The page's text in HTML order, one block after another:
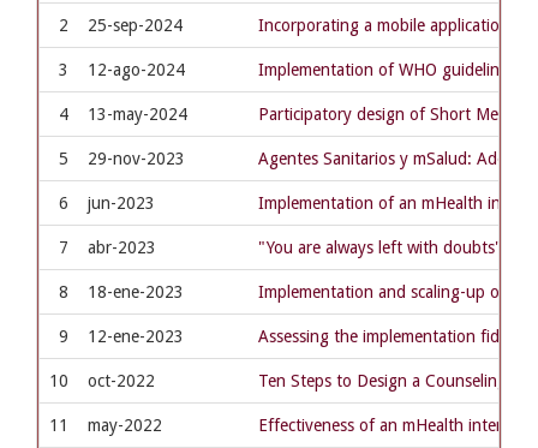
2 25-sep-2024 Incorporating a mobile application to
3 12-ago-2024 Implementation of WHO guidelines
4 13-may-2024 Participatory design of Short
5 29-nov-2023 Agentes Sanitarios y mSalud:
6 jun-2023 Implementation of an mHealth
7 abr-2023 "You are always left with doubts":
8 18-ene-2023 Implementation and scaling-up of an
9 12-ene-2023 Assessing the implementation
10 oct-2022 Ten Steps to Design a Counseling
11 may-2022 Effectiveness of an mHealth